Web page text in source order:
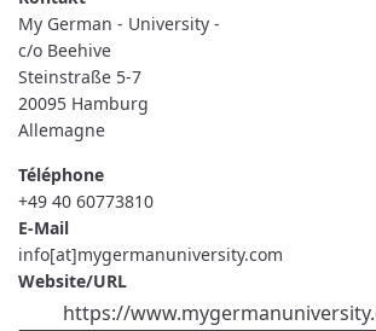
UNIVERSITY
-
My German - University -
c/o Beehive
Steinstraße 5-7
20095 Hamburg
Allemagne
Téléphone
+49 40 60773810
E-Mail
info[at]mygermanuniversity.com
Website/URL
https://